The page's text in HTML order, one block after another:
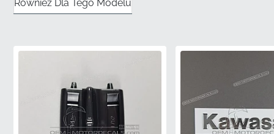
produkowana zgodnie z dokładnymi standardami
Precyzja Kształtu:Zaprojektowany, aby podążać
za specyficznymi liniami panelu, ten emblemat jest
uformowany tak, aby idealnie dopasować się do
krzywizny powierzchni montażowej, zapewniając
Również Dla Tego Modelu